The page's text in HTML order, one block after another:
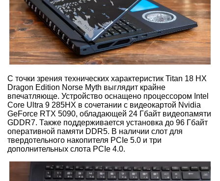
С точки зрения технических характеристик Titan 18 HX
Dragon Edition Norse Myth выглядит крайне
впечатляюще. Устройство оснащено процессором Intel
Core Ultra 9 285HX в сочетании с видеокартой Nvidia
GeForce RTX 5090, обладающей 24 Гбайт видеопамяти
GDDR7. Также поддерживается установка до 96 Гбайт
оперативной памяти DDR5. В наличии слот для
твердотельного накопителя PCIe 5.0 и три
дополнительных слота PCIe 4.0.